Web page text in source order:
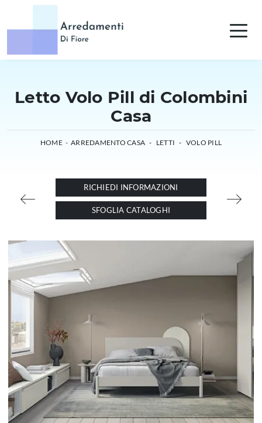
Letto Volo Pill di Colombini
Casa
HOME - ARREDAMENTO CASA - LETTI - VOLO PILL
RICHIEDI INFORMAZIONI
SFOGLIA CATALOGHI